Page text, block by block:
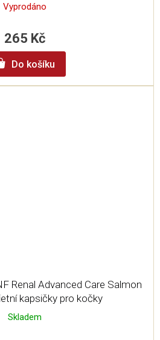
Vyprodáno
265 Kč
Do košíku
Renal Advanced Care Salmon
kapsičky pro kočky
Skladem